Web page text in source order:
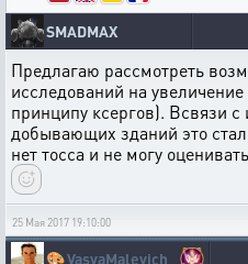
SMADMAX
Предлагаю рассмотреть
исследований на
принципу ксергов). Всвязи
добывающих зданий это
нет тосса и не могу
25 Мая 2017 19:10:00
🎨VasyaMalevich